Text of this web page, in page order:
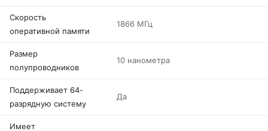
Скорость
оперативной памяти
1866 МГц
Размер
полупроводников
10 нанометра
Поддерживает 64-
разрядную систему
Да
Имеет